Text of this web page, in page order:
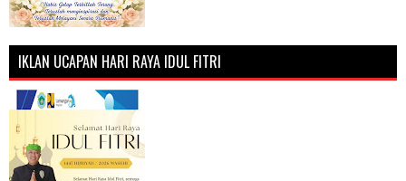
IKLAN UCAPAN HARI RAYA IDUL FITRI